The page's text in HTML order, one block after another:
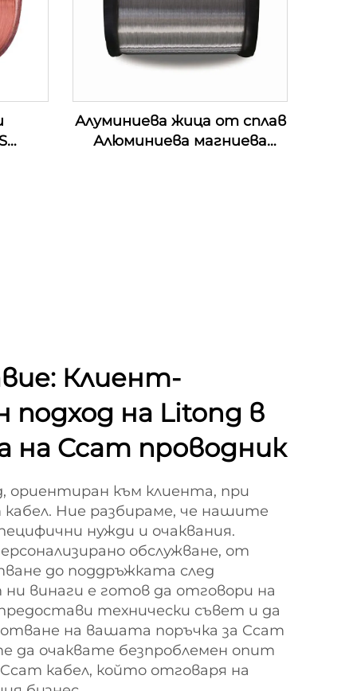
Алуминиева жица от сплав
Алюминиева магниева
Клиент-
на Litong в
Ccam проводник
ориентиран към клиента, при
Ние разбираме, че нашите
нужди и очаквания.
обслужване, от
до поддръжката след
винаги е готов да отговори на
технически съвет и да
на вашата поръчка за Ccam
да очаквате безпроблемен опит
кабел, който отговаря на